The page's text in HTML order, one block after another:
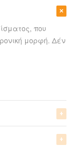
που
μορφή. Δέν
που το